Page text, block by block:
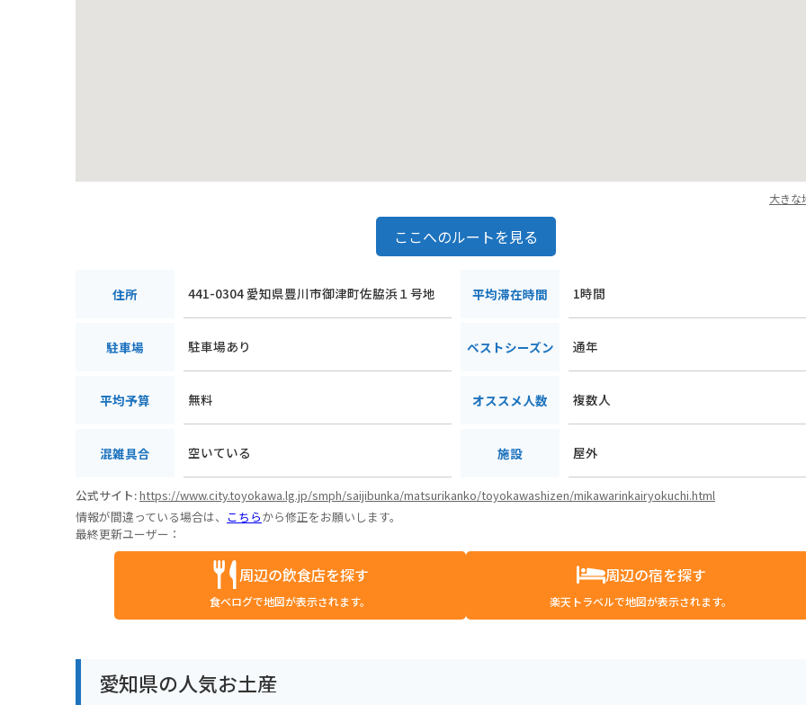
大きな
ここへのルートを見る
住所 441-0304 愛知県豊川市御津町佐脇浜１号地 平均滞在時間 1時間
駐車場 駐車場あり ベストシーズン 通年
平均予算 無料 オススメ人数 複数人
混雑具合 空いている 施設 屋外
公式サイト:https://www.city.toyokawa.lg.jp/smph/saijibunka/matsurikanko/toyokawashizen/mikawarinkairyokuchi.html
情報が間違っている場合は、 こちらから修正をお願いします。
最終更新ユーザー：
周辺の飲食店を探す
食べログで地図が表示されます。
周辺の宿を探す
楽天トラベルで地図が表示されます。
愛知県の人気お土産